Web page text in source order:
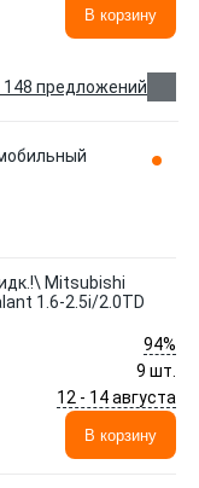
В корзину
предложений
Mitsubishi
1.6-2.5i/2.0TD
94%
9 шт.
12 - 14 августа
В корзину